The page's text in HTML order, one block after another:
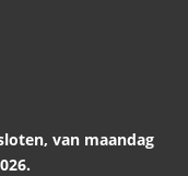
van maandag